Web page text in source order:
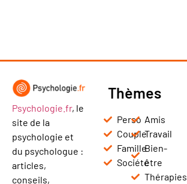
Psychologie.fr, le
site de la
psychologie et
du psychologue :
articles,
conseils,
Thèmes
Perso
Couple
Famille
Société
Amis
Travail
Bien-
être
Thérapies